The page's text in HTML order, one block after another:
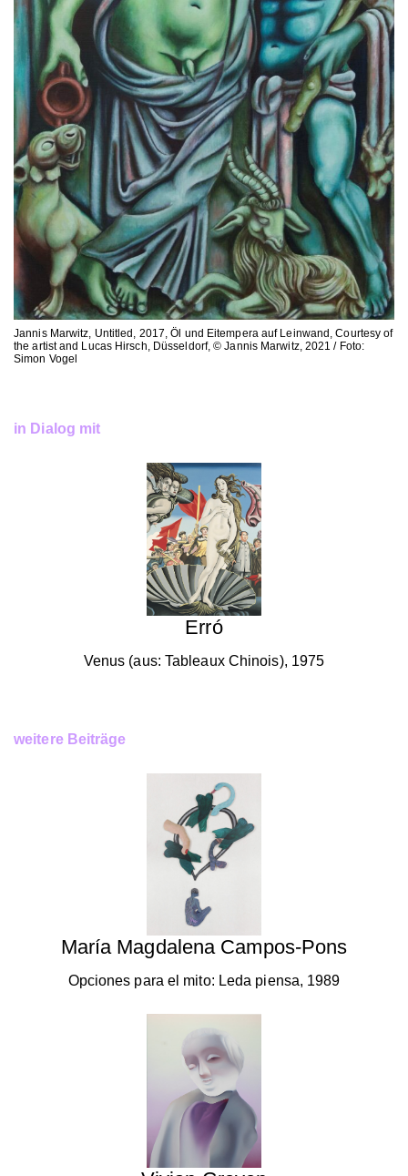
Jannis Marwitz, Untitled, 2017, Öl und Eitempera auf Leinwand, Courtesy of
the artist and Lucas Hirsch, Düsseldorf, © Jannis Marwitz, 2021 / Foto:
Simon Vogel
in Dialog mit
Erró
Venus (aus: Tableaux Chinois), 1975
weitere Beiträge
María Magdalena Campos-Pons
Opciones para el mito: Leda piensa, 1989